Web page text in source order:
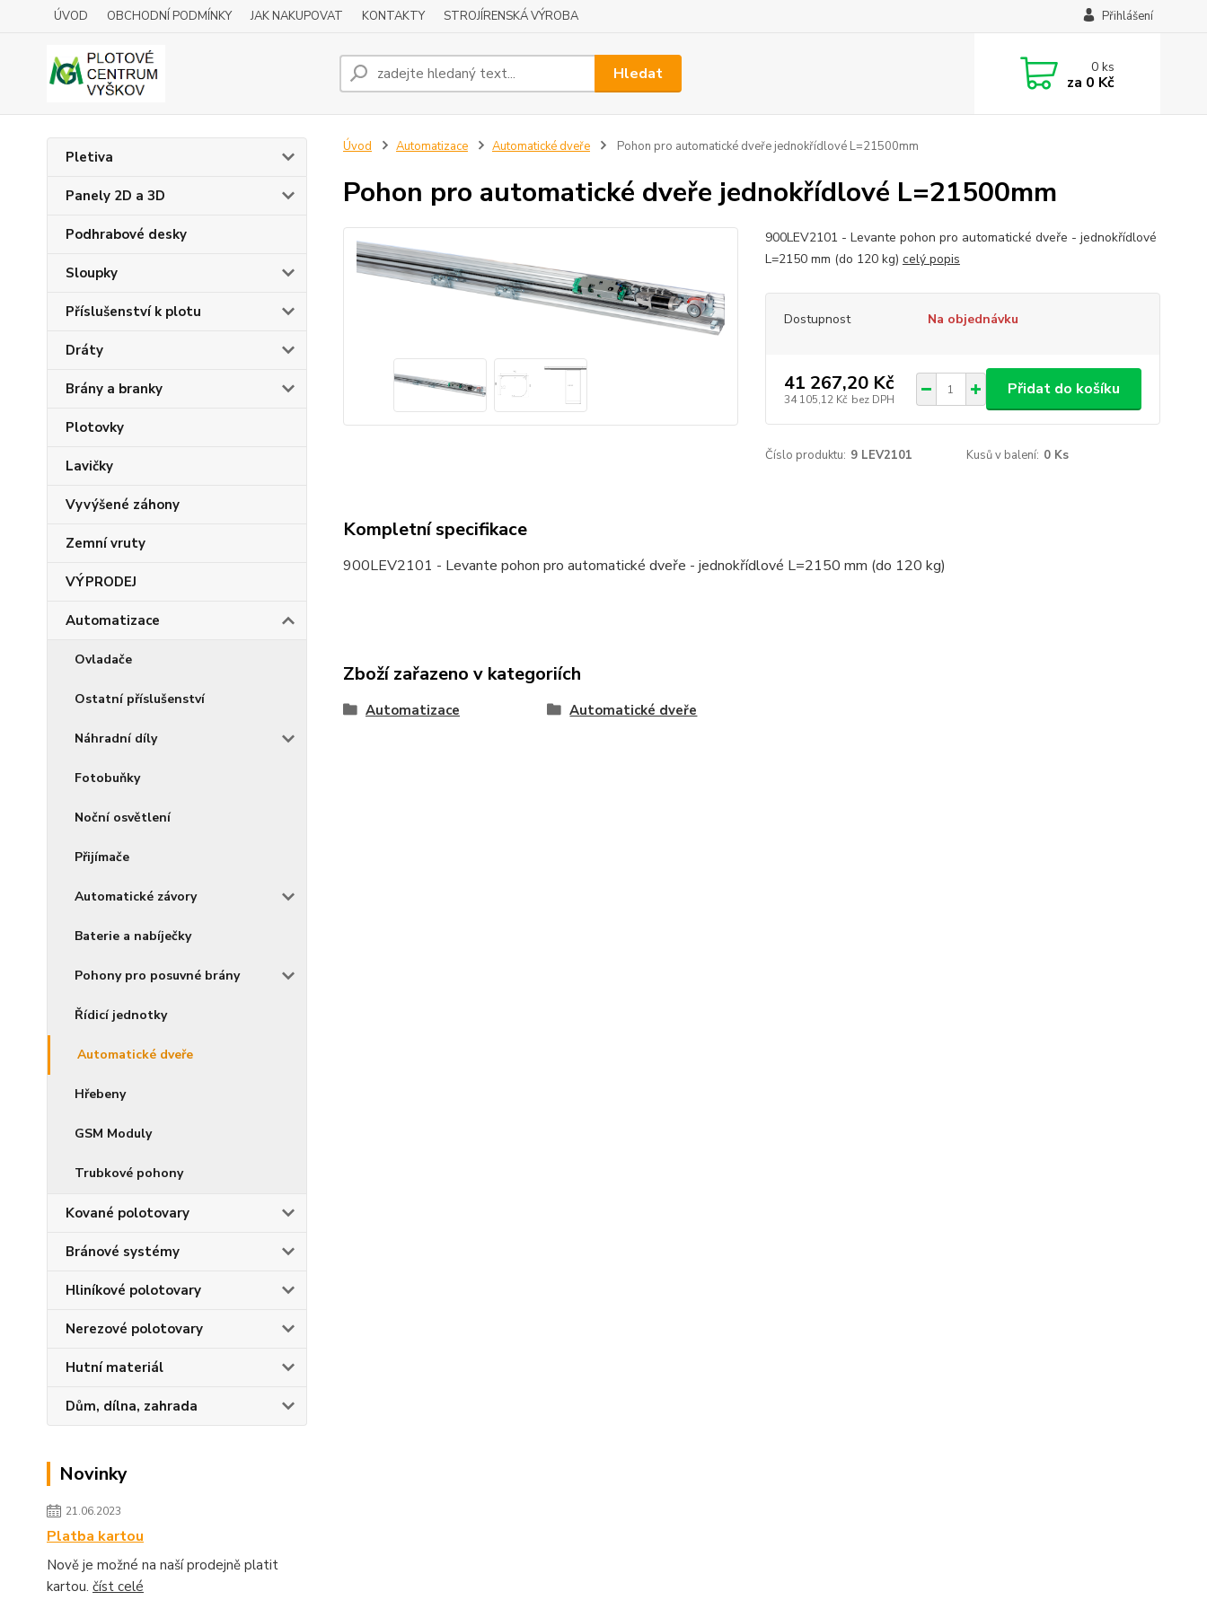
ÚVOD OBCHODNÍ PODMÍNKY JAK NAKUPOVAT KONTAKTY STROJÍRENSKÁ VÝROBA Přihlášení
Hledat 0ks
za 0 Kč
Pletiva
Panely 2D a 3D
Podhrabové desky
Sloupky
Příslušenství k plotu
Dráty
Brány a branky
Plotovky
Lavičky
Vyvýšené záhony
Zemní vruty
VÝPRODEJ
Automatizace
Ovladače
Ostatní příslušenství
Náhradní díly
Fotobuňky
Noční osvětlení
Přijímače
Automatické závory
Baterie a nabíječky
Pohony pro posuvné brány
Řídicí jednotky
Automatické dveře
Hřebeny
GSM Moduly
Trubkové pohony
Kované polotovary
Bránové systémy
Hliníkové polotovary
Nerezové polotovary
Hutní materiál
Dům, dílna, zahrada
Novinky
21.06.2023
Platba kartou
Nově je možné na naší prodejně platit
kartou. číst celé
Úvod Automatizace Automatické dveře Pohon pro automatické dveře jednokřídlové L=21500mm
Pohon pro automatické dveře jednokřídlové L=21500mm
900LEV2101 - Levante pohon pro automatické dveře - jednokřídlové
L=2150 mm (do 120 kg) celý popis
Dostupnost Na objednávku
41 267,20 Kč
34 105,12 Kč bez DPH
Přidat do košíku
Číslo produktu: 9 LEV2101 Kusů v balení: 0 Ks
Kompletní specifikace
900LEV2101 - Levante pohon pro automatické dveře - jednokřídlové L=2150 mm (do 120 kg)
Zboží zařazeno v kategoriích
Automatizace Automatické dveře